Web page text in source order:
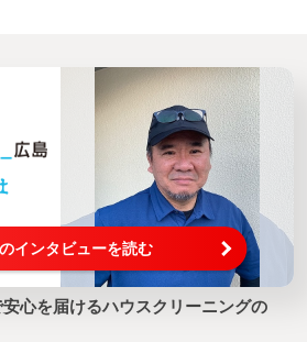
インタビューを読む
心を届けるハウスクリーニングの